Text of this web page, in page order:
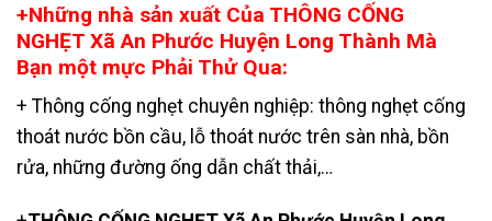
+Những nhà sản xuất Của THÔNG CỐNG
NGHẸT Xã An Phước Huyện Long Thành Mà
Bạn một mực Phải Thử Qua:
+ Thông cống nghẹt chuyên nghiệp: thông nghẹt cống
thoát nước bồn cầu, lỗ thoát nước trên sàn nhà, bồn
rửa, những đường ống dẫn chất thải,…